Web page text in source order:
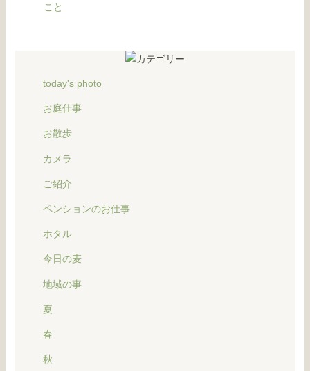
こと
today's photo
お庭仕事
お散歩
カメラ
ご紹介
ペンションのお仕事
ホタル
今日の麦
地域の事
夏
春
秋